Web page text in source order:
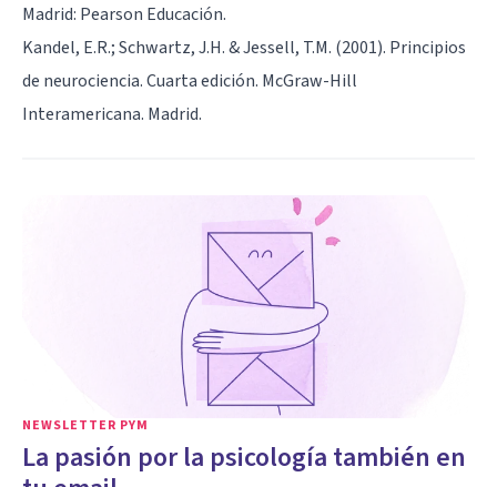
Madrid: Pearson Educación.
Kandel, E.R.; Schwartz, J.H. & Jessell, T.M. (2001). Principios
de neurociencia. Cuarta edición. McGraw-Hill
Interamericana. Madrid.
NEWSLETTER PYM
La pasión por la psicología también en